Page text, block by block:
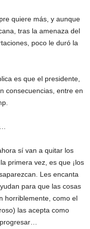
quiere más, y aunque
tras la amenaza del
poco le duró la
es que el presidente,
consecuencias, entre en
sí van a quitar los
primera vez, es que ¡los
Les encanta
para que las cosas
horriblemente, como el
las acepta como